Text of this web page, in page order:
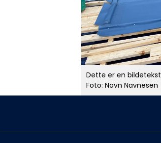
Dette er en bildetekst
Foto: Navn Navnesen